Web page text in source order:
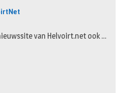
van Helvoirt.net ook …